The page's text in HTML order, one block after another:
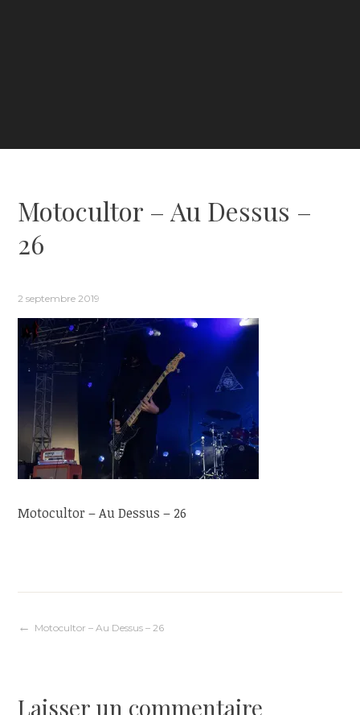
Motocultor – Au Dessus –
26
2 septembre 2019
Motocultor – Au Dessus – 26
Navigation
Motocultor – Au Dessus – 26
Laisser un commentaire